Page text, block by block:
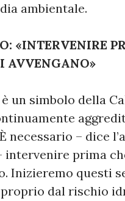
ambientale.
«INTERVENIRE
AVVENGANO»
un simbolo della
necessario – dice
intervenire prima
Inizieremo questi
dal rischio